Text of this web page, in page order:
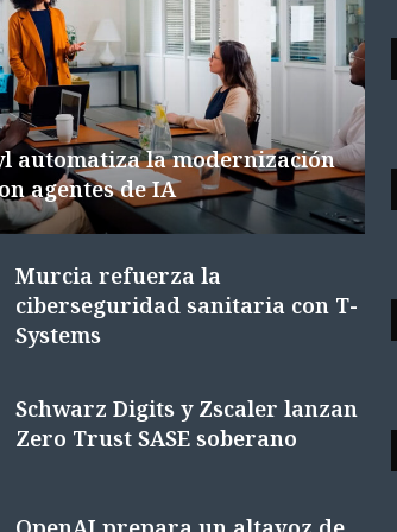
europeas facturan
integración de la IA
2026 6 MINS. LECTURA
automatiza la modernización
agentes de IA
Murcia refuerza la
ciberseguridad sanitaria con T-
Systems
Schwarz Digits y Zscaler lanzan
Zero Trust SASE soberano